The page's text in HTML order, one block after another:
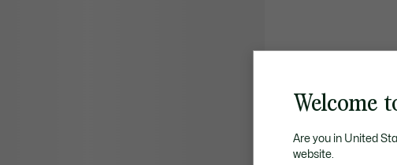
Welcome
Are you in United
website.